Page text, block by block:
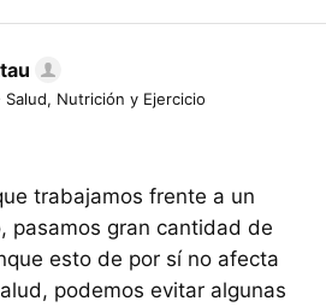
Nutrición y Ejercicio
trabajamos frente a un
pasamos gran cantidad de
esto de por sí no afecta
podemos evitar algunas